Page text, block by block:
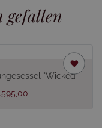
gefallen
"Wicked"